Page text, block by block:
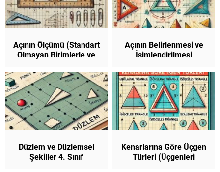
Açının Ölçümü (Standart
Olmayan Birimlerle ve
Araçlarıyla Açı Ölçme) 4.
Sınıf Matematik
Açının Belirlenmesi ve
İsimlendirilmesi
Sembolle Gösterme) 4.
Sınıf Matematik
Düzlem ve Düzlemsel
Şekiller 4. Sınıf
Kenarlarına Göre Üçgen
Türleri (Üçgenleri